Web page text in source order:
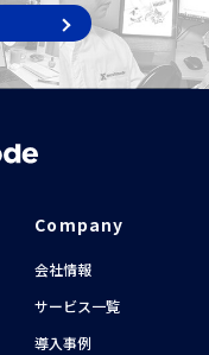
Company
会社情報
サービス一覧
導入事例